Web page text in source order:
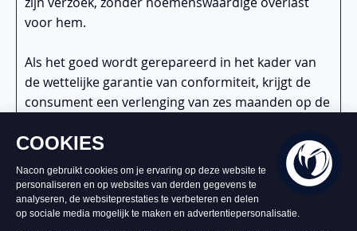
voor hem.
Als het goed wordt gerepareerd in het kader van
de wettelijke garantie van conformiteit, krijgt de
consument een verlenging van zes maanden op de
Als de consument om reparatie van het goed
vraagt, maar de verkoper vervanging oplegt, wordt
de wettelijke garantie van conformiteit vernieuwd
voor een periode van twee jaar vanaf de datum